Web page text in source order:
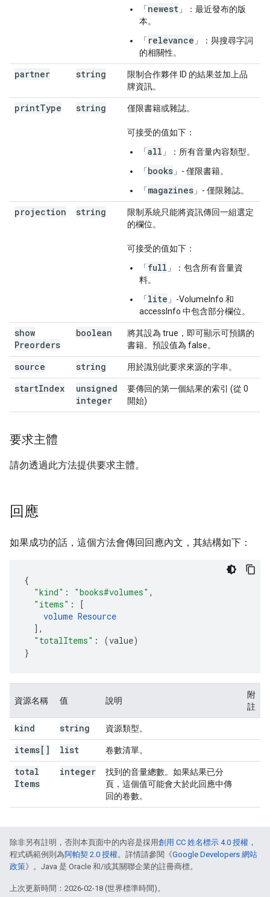
「newest 」：最近發布的版
本。
「 relevance 」：與搜尋字詞
的相關性。
partner string
限制合作夥伴 ID 的結果並加上品
牌資訊。
printType string 僅限書籍或雜誌。
可接受的值如下：
「all 」：所有音量內容類型。
「books 」- 僅限書籍。
「magazines 」- 僅限雜誌。
projection string
限制系統只能將資訊傳回一組選定
的欄位。
可接受的值如下：
「full 」：包含所有音量資
料。
「lite 」-VolumeInfo 和
accessInfo 中包含部分欄位。
show
Preorders
boolean
將其設為 true，即可顯示可預購的
書籍。預設值為 false。
source string 用於識別此要求來源的字串。
startIndex
unsigned
integer
要傳回的第一個結果的索引 (從 0
開始)
要求主體
請勿透過此方法提供要求主體。
回應
如果成功的話，這個方法會傳回回應內文，其結構如下：
{
"kind" : "books#volumes" ,
"items" :
[
volume Resource
],
"totalItems" : (value)
}
資源名稱 值 說明
附
註
kind string 資源類型。
items[] list 卷數清單。
total
Items
integer
找到的音量總數。如果結果已分
頁，這個值可能會大於此回應中傳
回的卷數。
除非另有註明，否則本頁面中的內容是採用創用 CC 姓名標示 4.0 授權 ，
程式碼範例則為阿帕契 2.0 授權。詳情請參閱《Google Developers 網站
政策》。Java 是 Oracle 和/或其關聯企業的註冊商標。
上次更新時間：2026-02-18 (世界標準時間)。